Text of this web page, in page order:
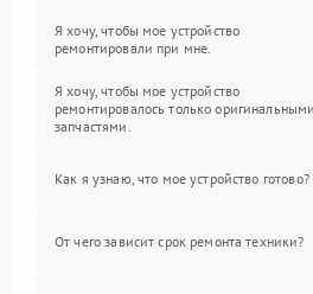
Я хочу, чтобы мое устройство
ремонтировали при мне.
Я хочу, чтобы мое устройство
ремонтировалось только оригинальными
запчастями.
Как я узнаю, что мое устройство готово?
От чего зависит срок ремонта техники?